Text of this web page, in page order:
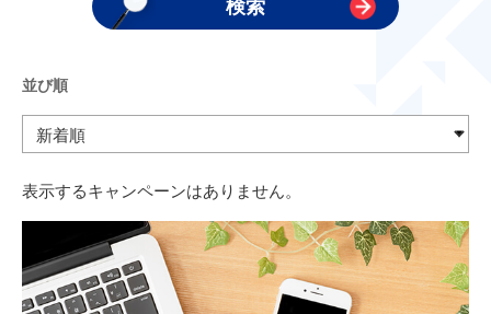
並び順
表示するキャンペーンはありません。